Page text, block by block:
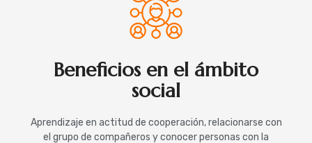
Beneficios en el ámbito
social
Aprendizaje en actitud de cooperación, relacionarse con
el grupo de compañeros y conocer personas con la